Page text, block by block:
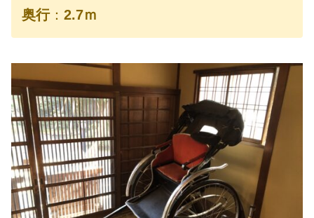
奥行： 2.7ｍ